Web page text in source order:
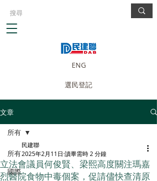
ENG
選民登記
文章
所有
國際
所有
立法會議員何俊賢、梁熙高度關注瑪嘉
烈醫院食物中毒個案，促請儘快查清原
民建聯
2025年2月11日 讀畢需時 2 分鐘